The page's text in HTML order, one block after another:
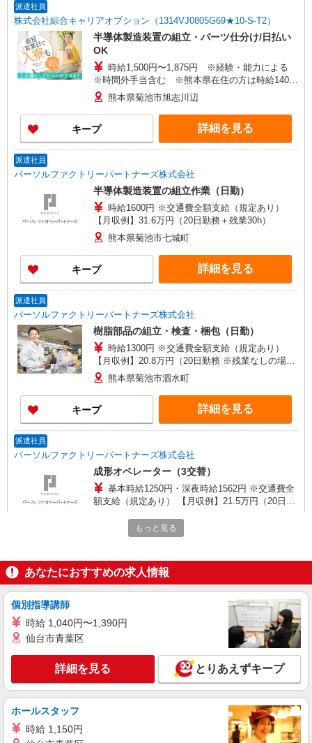
派遣社員
株式会社綜合キャリアオプション（1314VJ0805G69★10-S-T2）
半導体製造装置の組立・パーツ仕分け/日払い
OK
時給1,500円〜1,875円 ※経験・能力による
※時間外手当含む ※熊本県在住の方は時給1400
円 【月収例】31万7000円(8時間×21日+残業手
当) ※時給1500円の場合 交通費：既定支給
熊本県菊池市旭志川辺
キープ 詳細を見る
派遣社員
パーソルファクトリーパートナーズ株式会社
半導体製造装置の組立作業（日勤）
時給1600円 ※交通費全額支給（規定あり）
【月収例】31.6万円（20日勤務＋残業30h）
熊本県菊池市七城町
キープ 詳細を見る
派遣社員
パーソルファクトリーパートナーズ株式会社
樹脂部品の組立・検査・梱包（日勤）
時給1300円 ※交通費全額支給（規定あり）
【月収例】20.8万円（20日勤務 ※残業なしの場
合） ※3ヶ月目以降は時給1100円となります。
熊本県菊池市泗水町
キープ 詳細を見る
派遣社員
パーソルファクトリーパートナーズ株式会社
成形オペレーター（3交替）
基本時給1250円・深夜時給1562円 ※交通費全
額支給（規定あり） 【月収例】21.5万円（20日勤
熊本県菊池市泗水町
派遣社員
パーソルファクトリーパートナーズ株式会社
半導体製造装置の組立作業（日勤）
時給1600円 ※交通費全額支給（規定あり）
【月収例】31.6万円（20日勤務＋残業30h）
熊本県菊池市七城町
キープ 詳細を見る
派遣社員
株式会社綜合キャリアオプション（1314VJ0805G69★82-S-T2）
もっと見る
あなたにおすすめの求人情報
個別指導講師
時給 1,040円〜1,390円
仙台市青葉区
詳細を見る とりあえずキープ
ホールスタッフ
時給 1,150円